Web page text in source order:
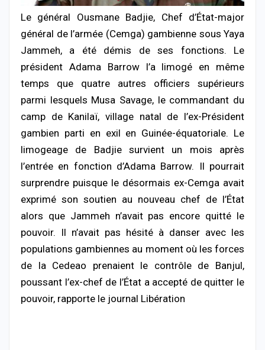
Le général Ousmane Badjie, Chef d’État-major
général de l’armée (Cemga) gambienne sous Yaya
Jammeh, a été démis de ses fonctions. Le
président Adama Barrow l’a limogé en même
temps que quatre autres officiers supérieurs
parmi lesquels Musa Savage, le commandant du
camp de Kanilaï, village natal de l’ex-Président
gambien parti en exil en Guinée-équatoriale. Le
limogeage de Badjie survient un mois après
l’entrée en fonction d’Adama Barrow. Il pourrait
surprendre puisque le désormais ex-Cemga avait
exprimé son soutien au nouveau chef de l’État
alors que Jammeh n’avait pas encore quitté le
pouvoir. Il n’avait pas hésité à danser avec les
populations gambiennes au moment où les forces
de la Cedeao prenaient le contrôle de Banjul,
poussant l’ex-chef de l’État a accepté de quitter le
pouvoir, rapporte le journal Libération